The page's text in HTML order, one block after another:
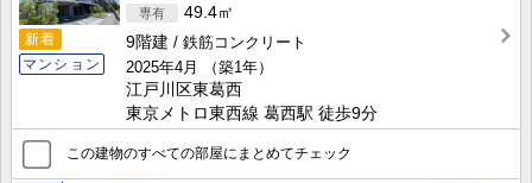
新着
マンション
49.4㎡
9階建
鉄筋コンクリート
2025年4月
（築1年）
江戸川区東葛西
東京メトロ東西線 葛西駅 徒歩9分
この建物のすべての部屋にまとめてチェック